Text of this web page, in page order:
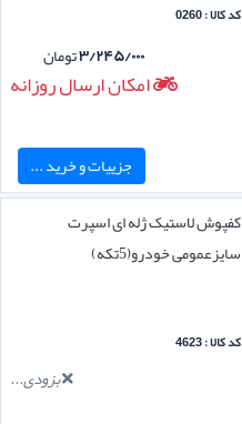
کد کالا : 0260
۳/۲۴۵/۰۰۰تومان
امکان ارسال روزانه
جزییات و خرید ...
کفپوش لاستیک ژله ای اسپرت
سایزعمومی خودرو(5تکه)
کد کالا : 4623
بزودی...